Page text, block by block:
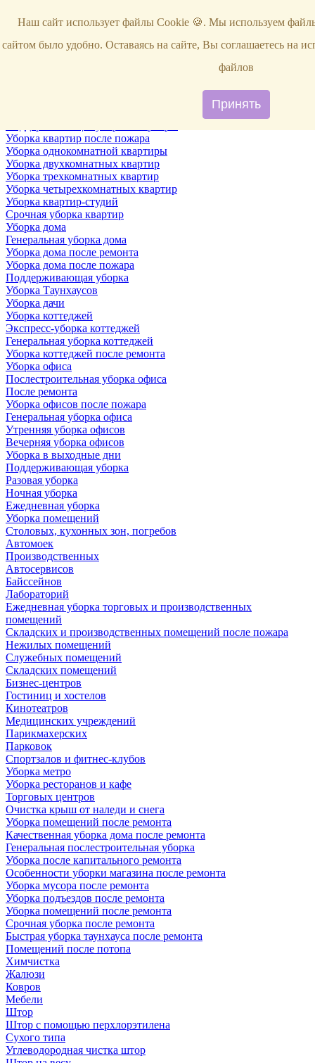
Уборка
Уборка снега
Уборка квартир после пожара
Уборка однокомнатной квартиры
Уборка двухкомнатных квартир
Уборка трехкомнатных квартир
Уборка четырехкомнатных квартир
Уборка квартир-студий
Срочная уборка квартир
Уборка дома
Генеральная уборка дома
Уборка дома после ремонта
Уборка дома после пожара
Поддерживающая уборка
Уборка Таунхаусов
Уборка дачи
Уборка коттеджей
Экспресс-уборка коттеджей
Генеральная уборка коттеджей
Уборка коттеджей после ремонта
Уборка офиса
Послестроительная уборка офиса
После ремонта
Уборка офисов после пожара
Генеральная уборка офиса
Утренняя уборка офисов
Вечерняя уборка офисов
Уборка в выходные дни
Поддерживающая уборка
Разовая уборка
Ночная уборка
Ежедневная уборка
Уборка помещений
Столовых, кухонных зон, погребов
Автомоек
Производственных
Автосервисов
Байссейнов
Лабораторий
Ежедневная уборка торговых и производственных
помещений
Складских и производственных помещений после пожара
Нежилых помещений
Служебных помещений
Складских помещений
Бизнес-центров
Гостиниц и хостелов
Кинотеатров
Медицинских учреждений
Парикмахерских
Парковок
Спортзалов и фитнес-клубов
Уборка метро
Уборка ресторанов и кафе
Торговых центров
Очистка крыш от наледи и снега
Уборка помещений после ремонта
Качественная уборка дома после ремонта
Генеральная послестроительная уборка
Уборка после капитального ремонта
Особенности уборки магазина после ремонта
Уборка мусора после ремонта
Уборка подъездов после ремонта
Уборка помещений после ремонта
Срочная уборка после ремонта
Быстрая уборка таунхауса после ремонта
Помещений после потопа
Химчистка
Жалюзи
Ковров
Мебели
Штор
Штор с помощью перхлорэтилена
Сухого типа
Углеводородная чистка штор
Наш сайт использует файлы Cookie 🍪. Мы используем
сайтом было удобно. Оставаясь на сайте, Вы соглашаетесь на
файлов
Принять